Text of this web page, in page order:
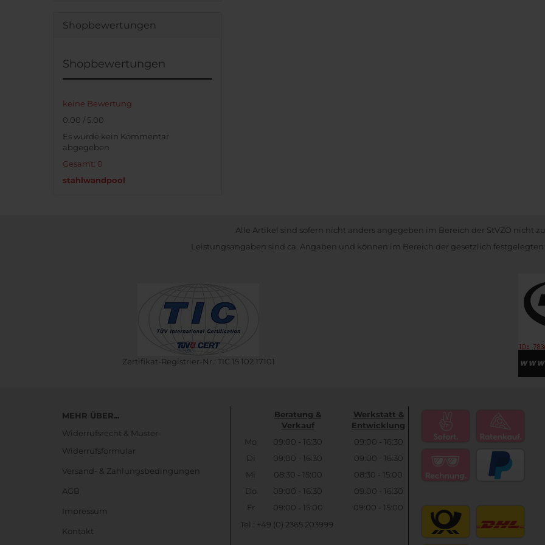
Shopbewertungen
Shopbewertungen
keine Bewertung
0.00 / 5.00
Es wurde kein Kommentar
abgegeben
Gesamt: 0
stahlwandpool
Alle Artikel sind sofern nicht anders angegeben im Bereich der StVZO nicht
Leistungsangaben sind ca. Angaben und können im Bereich der gesetzlich festgelegten
Zertifikat-Registrier-Nr.: TIC 15 102 17101
MEHR ÜBER...
Widerrufsrecht & Muster-
Widerrufsformular
Versand- & Zahlungsbedingungen
AGB
Impressum
Kontakt
Beratung &
Verkauf
Werkstatt &
Entwicklung
Mo
09:00 - 16:30
09:00 - 16:30
Di
09:00 - 16:30
09:00 - 16:30
Mi
08:30 - 15:00
08:30 - 15:00
Do
09:00 - 16:30
09:00 - 16:30
Fr
09:00 - 15:00
09:00 - 15:00
Tel.: +49 (0) 2365 203999